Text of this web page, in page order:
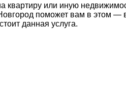
квартиру или иную
поможет вам в этом
данная услуга.